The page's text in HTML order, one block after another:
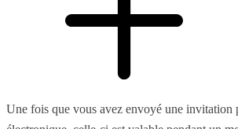
Une fois que vous avez envoyé une invitation